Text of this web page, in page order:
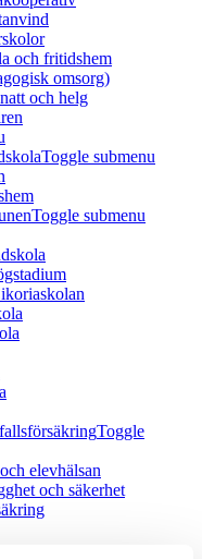
och fritidshem
omsorg)
och helg
Toggle submenu
Toggle submenu
Toggle
elevhälsan
och säkerhet